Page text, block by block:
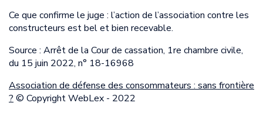
Ce que confirme le juge : l’action de l’association contre les
constructeurs est bel et bien recevable.
Source : Arrêt de la Cour de cassation, 1re chambre civile,
du 15 juin 2022, n° 18-16968
Association de défense des consommateurs : sans frontière
? © Copyright WebLex - 2022